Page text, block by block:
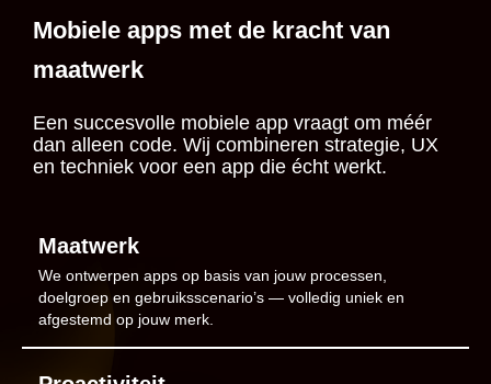
Mobiele apps met de kracht van
maatwerk
Een succesvolle mobiele app vraagt om méér
dan alleen code. Wij combineren strategie, UX
en techniek voor een app die écht werkt.
Maatwerk
We ontwerpen apps op basis van jouw processen,
doelgroep en gebruiksscenario’s — volledig uniek en
afgestemd op jouw merk.